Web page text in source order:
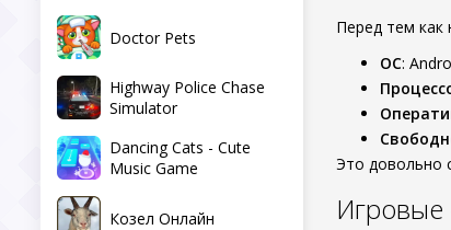
Doctor Pets
Highway Police Chase
Simulator
Dancing Cats - Cute
Music Game
Козел Онлайн
Перед тем как
ОС:
Это довольно
Игровые